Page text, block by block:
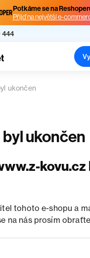
Potkáme se na
Přijď na největší e-
444
ukončen
ukončen
kovu.cz
tohoto e-shopu a
na nás prosím